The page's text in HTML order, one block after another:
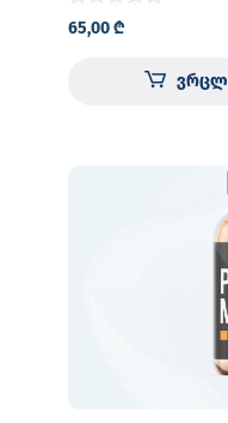
წამლისთვის
ყინულის
65,00₾